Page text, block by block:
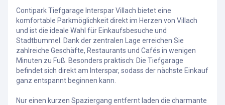
Contipark Tiefgarage Interspar Villach bietet eine
komfortable Parkmöglichkeit direkt im Herzen von Villach
und ist die ideale Wahl für Einkaufsbesuche und
Stadtbummel. Dank der zentralen Lage erreichen Sie
zahlreiche Geschäfte, Restaurants und Cafés in wenigen
Minuten zu Fuß. Besonders praktisch: Die Tiefgarage
befindet sich direkt am Interspar, sodass der nächste Einkauf
ganz entspannt beginnen kann.
Nur einen kurzen Spaziergang entfernt laden die charmante